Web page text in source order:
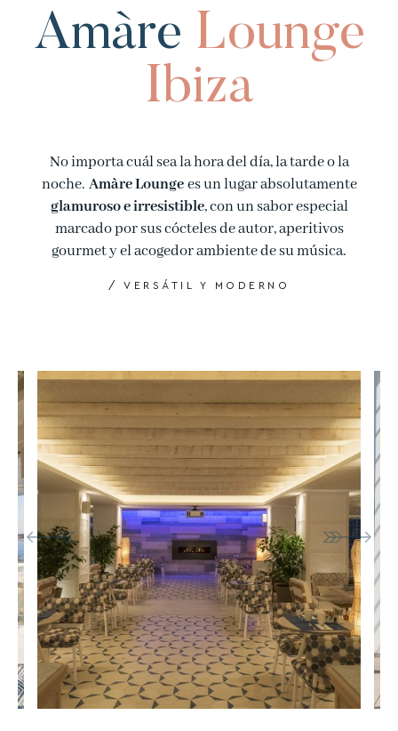
Amàre Lounge
Ibiza
No importa cuál sea la hora del día, la tarde o la
noche. Amàre Loungees un lugar absolutamente
glamuroso e irresistible, con un sabor especial
marcado por sus cócteles de autor, aperitivos
gourmet y el acogedor ambiente de su música.
/ VERSÁTIL Y MODERNO